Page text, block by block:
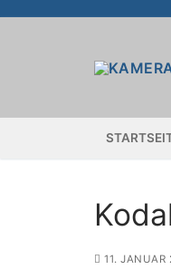
11. JANUAR